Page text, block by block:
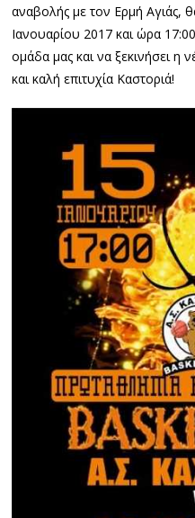
αναβολής με τον Ερμή Αγιάς,
Ιανουαρίου 2017 και ώρα
ομάδα μας και να ξεκινήσει η
και καλή επιτυχία Καστοριά!